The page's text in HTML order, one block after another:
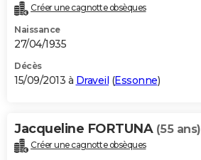
Créer une cagnotte obsèques
Naissance
27/04/1935
Décès
15/09/2013 à Draveil (Essonne)
Jacqueline FORTUNA (55 ans)
Créer une cagnotte obsèques